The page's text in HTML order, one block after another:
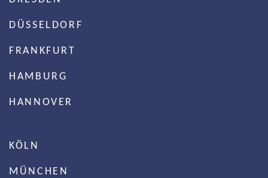
DÜSSELDORF
FRANKFURT
HAMBURG
HANNOVER
KÖLN
MÜNCHEN